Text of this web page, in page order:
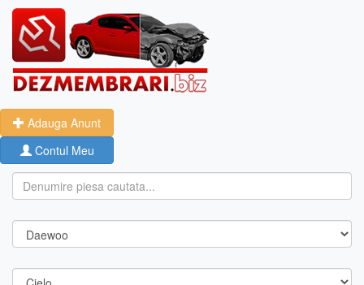
Adauga Anunt
Contul Meu